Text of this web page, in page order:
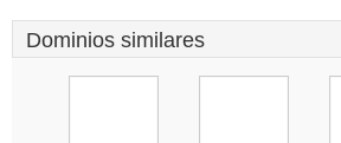
Dominios similares